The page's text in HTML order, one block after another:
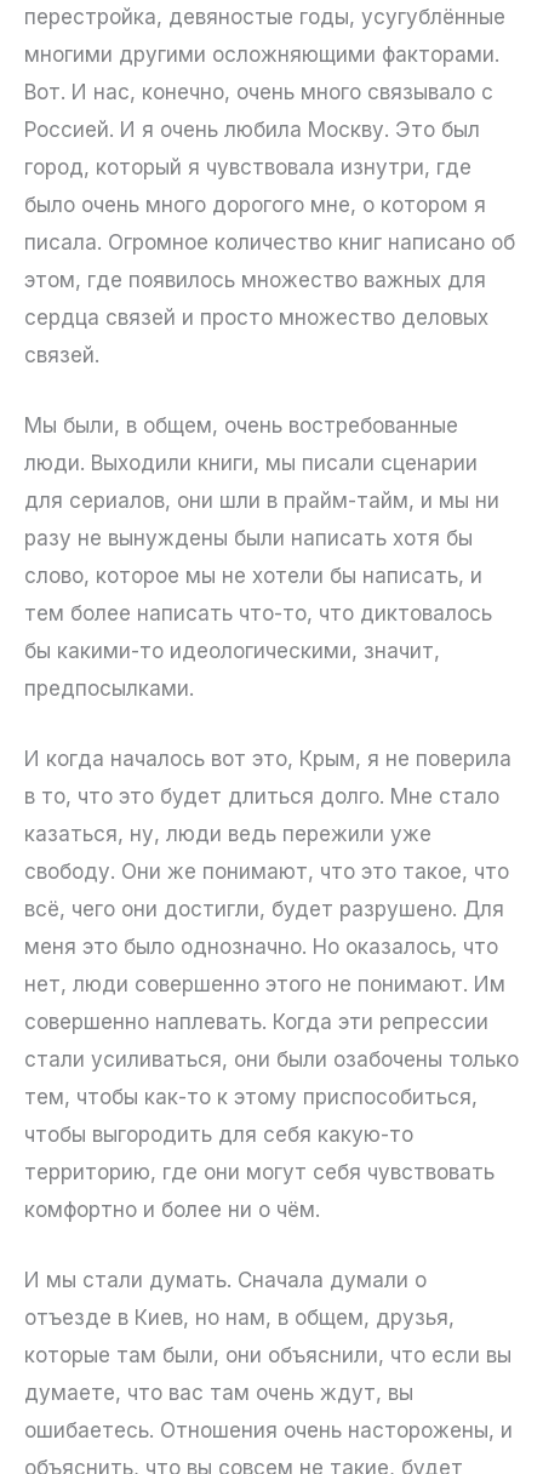
перестройка, девяностые годы, усугублённые
многими другими осложняющими факторами.
Вот. И нас, конечно, очень много связывало с
Россией. И я очень любила Москву. Это был
город, который я чувствовала изнутри, где
было очень много дорогого мне, о котором я
писала. Огромное количество книг написано об
этом, где появилось множество важных для
сердца связей и просто множество деловых
связей.
Мы были, в общем, очень востребованные
люди. Выходили книги, мы писали сценарии
для сериалов, они шли в прайм-тайм, и мы ни
разу не вынуждены были написать хотя бы
слово, которое мы не хотели бы написать, и
тем более написать что-то, что диктовалось
бы какими-то идеологическими, значит,
предпосылками.
И когда началось вот это, Крым, я не поверила
в то, что это будет длиться долго. Мне стало
казаться, ну, люди ведь пережили уже
свободу. Они же понимают, что это такое, что
всё, чего они достигли, будет разрушено. Для
меня это было однозначно. Но оказалось, что
нет, люди совершенно этого не понимают. Им
совершенно наплевать. Когда эти репрессии
стали усиливаться, они были озабочены только
тем, чтобы как-то к этому приспособиться,
чтобы выгородить для себя какую-то
территорию, где они могут себя чувствовать
комфортно и более ни о чём.
И мы стали думать. Сначала думали о
отъезде в Киев, но нам, в общем, друзья,
которые там были, они объяснили, что если вы
думаете, что вас там очень ждут, вы
ошибаетесь. Отношения очень насторожены, и
объяснить, что вы совсем не такие, будет